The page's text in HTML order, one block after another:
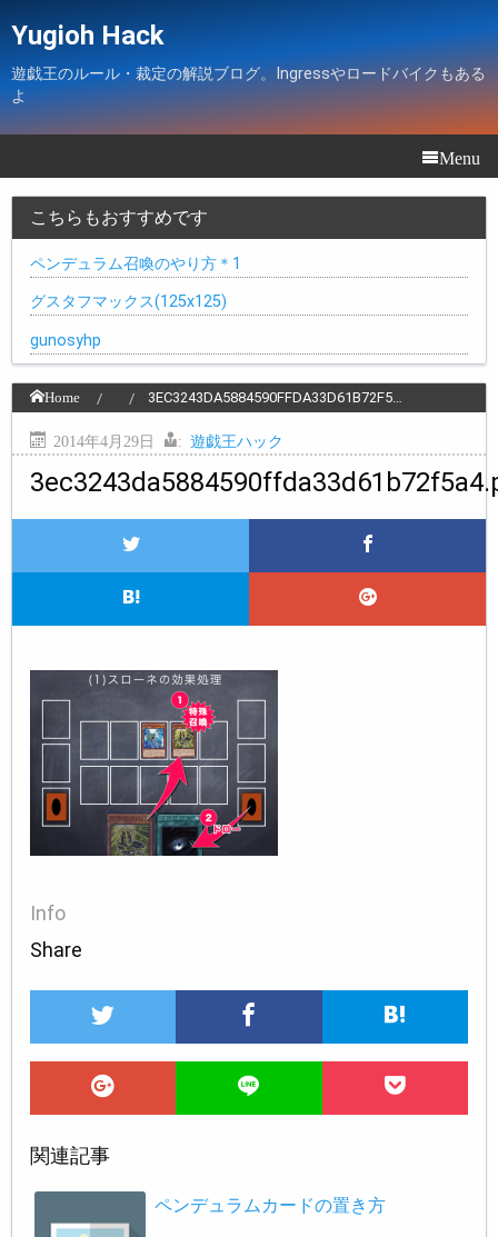
Yugioh Hack
遊戯王のルール・裁定の解説ブログ。Ingressやロードバイクもある
よ
Menu
こちらもおすすめです
ペンデュラム召喚のやり方＊1
グスタフマックス(125x125)
gunosyhp
Home 3EC3243DA5884590FFDA33D61B72F5…
2014年4月29日 : 遊戯王ハック
Info
Share
関連記事
ペンデュラムカードの置き方